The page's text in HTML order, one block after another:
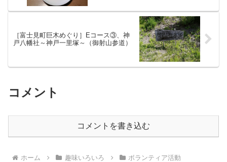
［富士見町巨木めぐり］Eコース③、神
戸八幡社～神戸一里塚～（御射山参道）
コメント
コメントを書き込む
ホーム 趣味いろいろ ボランティア活動